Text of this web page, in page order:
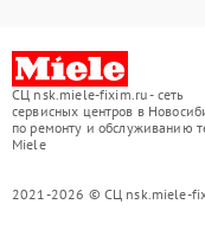
СЦ nsk.miele-fixim.ru - сеть
сервисных центров в
по ремонту и обслуживанию
Miele
2021-2026 © СЦ nsk.miele-